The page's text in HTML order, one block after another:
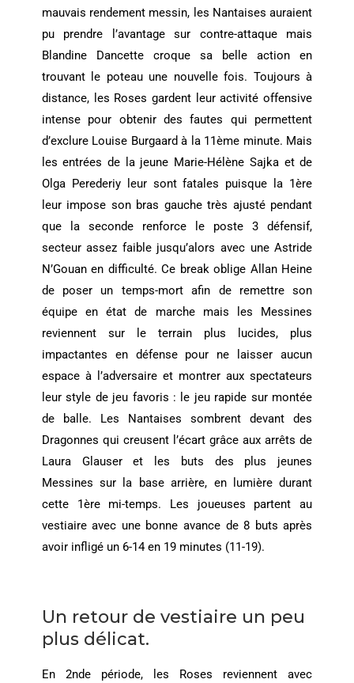
mauvais rendement messin, les Nantaises auraient
pu prendre l’avantage sur contre-attaque mais
Blandine Dancette croque sa belle action en
trouvant le poteau une nouvelle fois. Toujours à
distance, les Roses gardent leur activité offensive
intense pour obtenir des fautes qui permettent
d’exclure Louise Burgaard à la 11ème minute. Mais
les entrées de la jeune Marie-Hélène Sajka et de
Olga Perederiy leur sont fatales puisque la 1ère
leur impose son bras gauche très ajusté pendant
que la seconde renforce le poste 3 défensif,
secteur assez faible jusqu’alors avec une Astride
N’Gouan en difficulté. Ce break oblige Allan Heine
de poser un temps-mort afin de remettre son
équipe en état de marche mais les Messines
reviennent sur le terrain plus lucides, plus
impactantes en défense pour ne laisser aucun
espace à l’adversaire et montrer aux spectateurs
leur style de jeu favoris : le jeu rapide sur montée
de balle. Les Nantaises sombrent devant des
Dragonnes qui creusent l’écart grâce aux arrêts de
Laura Glauser et les buts des plus jeunes
Messines sur la base arrière, en lumière durant
cette 1ère mi-temps. Les joueuses partent au
vestiaire avec une bonne avance de 8 buts après
avoir infligé un 6-14 en 19 minutes (11-19).
Un retour de vestiaire un peu
plus délicat.
En 2nde période, les Roses reviennent avec